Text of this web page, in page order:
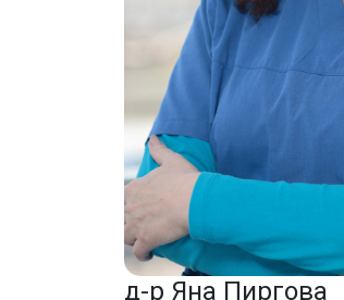
д-р Яна Пиргова